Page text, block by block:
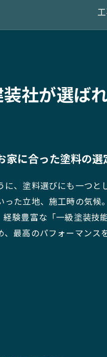
社が選ば
家に合った塗料の選
、塗料選びにも一つと
た立地、施工時の気候
験豊富な「一級塗装技
最高のパフォーマンス